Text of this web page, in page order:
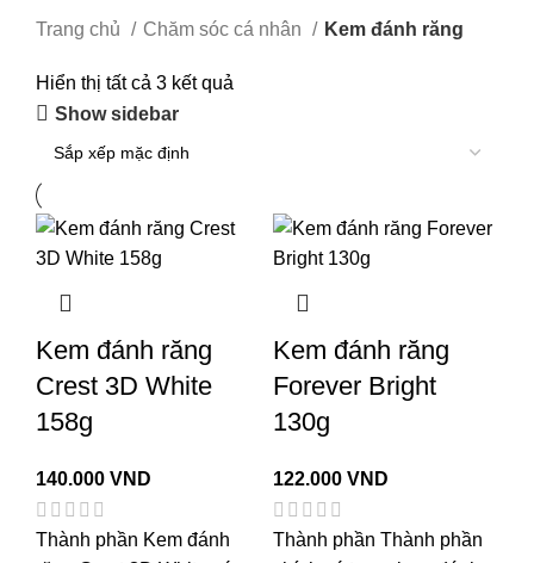
Trang chủ Chăm sóc cá nhân Kem đánh răng
Hiển thị tất cả 3 kết quả
Show sidebar
Kem đánh răng
Crest 3D White
158g
140.000 VND
Thành phần Kem đánh
Kem đánh răng
Forever Bright
130g
122.000 VND
Thành phần Thành phần